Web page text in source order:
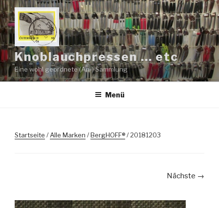
Zum
Inhalt
springen
Knoblauchpressen … etc
Eine wohl geordnete (An-) Sammlung
Menü
Startseite /Alle Marken /BergHOFF®/ 20181203
Nächste →